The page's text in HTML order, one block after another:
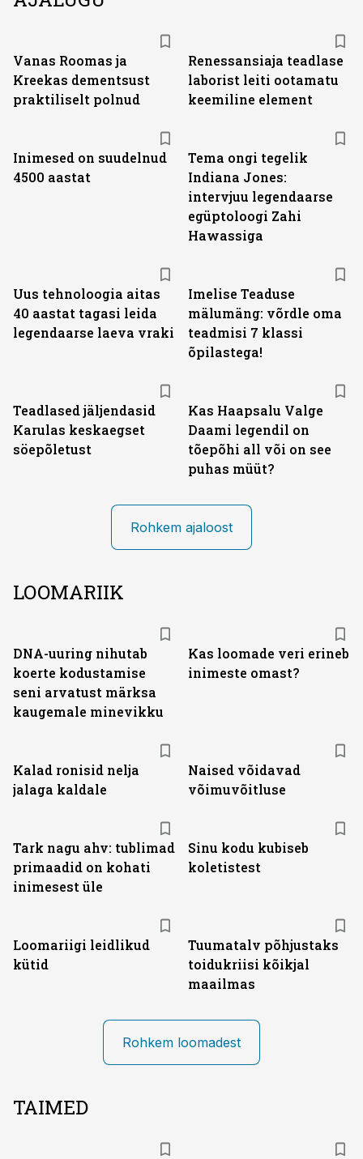
Vanas Roomas ja
Kreekas dementsust
praktiliselt polnud
Renessansiaja teadlase
laborist leiti ootamatu
keemiline element
Inimesed on suudelnud
4500 aastat
Tema ongi tegelik
Indiana Jones:
intervjuu legendaarse
egüptoloogi Zahi
Hawassiga
Uus tehnoloogia aitas
40 aastat tagasi leida
legendaarse laeva vraki
Imelise Teaduse
mälumäng: võrdle oma
teadmisi 7 klassi
õpilastega!
Teadlased jäljendasid
Karulas keskaegset
söepõletust
Kas Haapsalu Valge
Daami legendil on
tõepõhi all või on see
puhas müüt?
Rohkem ajaloost
LOOMARIIK
DNA-uuring nihutab
koerte kodustamise
seni arvatust märksa
kaugemale minevikku
Kas loomade veri erineb
inimeste omast?
Kalad ronisid nelja
jalaga kaldale
Naised võidavad
võimuvõitluse
Tark nagu ahv: tublimad
primaadid on kohati
inimesest üle
Sinu kodu kubiseb
koletistest
Loomariigi leidlikud
kütid
Tuumatalv põhjustaks
toidukriisi kõikjal
maailmas
Rohkem loomadest
TAIMED